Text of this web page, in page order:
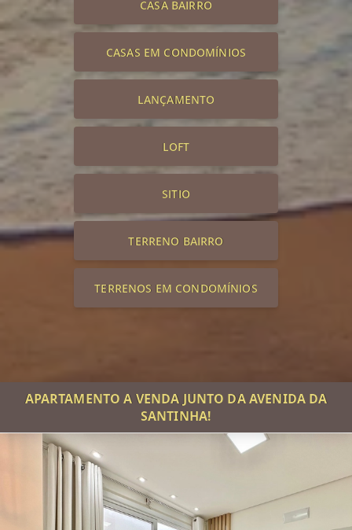
CASA BAIRRO
CASAS EM CONDOMÍNIOS
LANÇAMENTO
LOFT
SITIO
TERRENO BAIRRO
TERRENOS EM CONDOMÍNIOS
APARTAMENTO A VENDA JUNTO DA AVENIDA DA
SANTINHA!